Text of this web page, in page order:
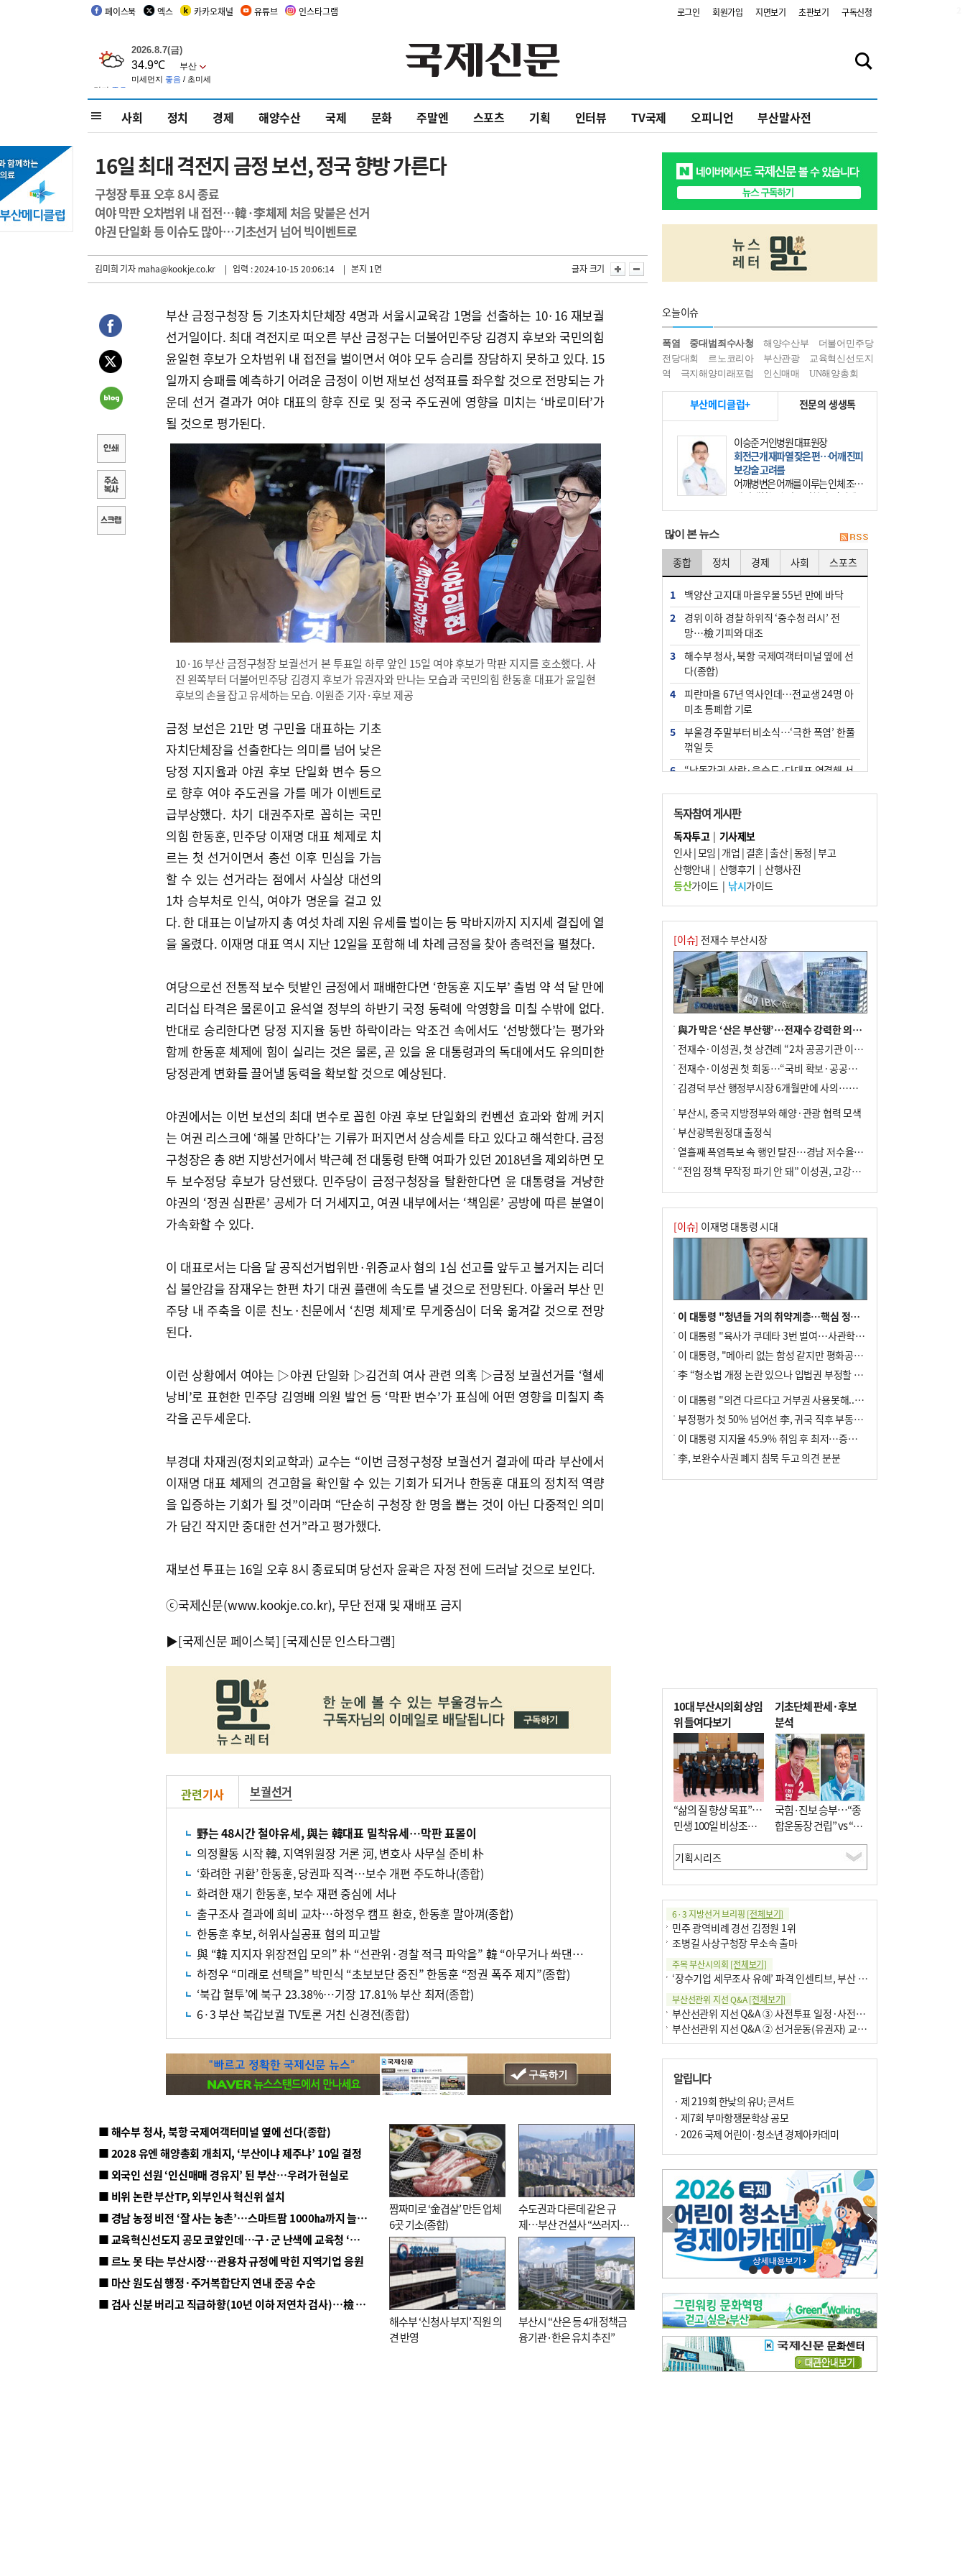
페이스북 엑스 카카오채널 유튜브 인스타그램 로그인 회원가입 지면보기 초판보기 구독신청
사회 정치 경제 해양수산 국제 문화 주말엔 스포츠 기획 인터뷰 TV국제 오피니언 부산말사전
16일 최대 격전지 금정 보선, 정국 향방 가른다
구청장 투표 오후 8시 종료
여야 막판 오차범위 내 접전…韓·李체제 처음 맞붙은 선거
야권 단일화 등 이슈도 많아…기초선거 넘어 빅이벤트로
김미희 기자maha@kookje.co.kr | 입력 : 2024-10-15 20:06:14 | 본지 1면 글자 크기
부산 금정구청장 등 기초자치단체장 4명과 서울시교육감 1명을 선출하는 10·16 재보궐
선거일이다. 최대 격전지로 떠오른 부산 금정구는 더불어민주당 김경지 후보와 국민의힘
윤일현 후보가 오차범위 내 접전을 벌이면서 여야 모두 승리를 장담하지 못하고 있다. 15
일까지 승패를 예측하기 어려운 금정이 이번 재보선 성적표를 좌우할 것으로 전망되는 가
운데 선거 결과가 여야 대표의 향후 진로 및 정국 주도권에 영향을 미치는 ‘바로미터’가
될 것으로 평가된다.
10·16 부산 금정구청장 보궐선거 본 투표일 하루 앞인 15일 여야 후보가 막판 지지를 호소했다. 사
진 왼쪽부터 더불어민주당 김경지 후보가 유권자와 만나는 모습과 국민의힘 한동훈 대표가 윤일현
후보의 손을 잡고 유세하는 모습. 이원준 기자·후보 제공
금정 보선은 21만 명 구민을 대표하는 기초
자치단체장을 선출한다는 의미를 넘어 낮은
당정 지지율과 야권 후보 단일화 변수 등으
로 향후 여야 주도권을 가를 메가 이벤트로
급부상했다. 차기 대권주자로 꼽히는 국민
의힘 한동훈, 민주당 이재명 대표 체제로 치
르는 첫 선거이면서 총선 이후 민심을 가늠
할 수 있는 선거라는 점에서 사실상 대선의
1차 승부처로 인식, 여야가 명운을 걸고 있
다. 한 대표는 이날까지 총 여섯 차례 지원 유세를 벌이는 등 막바지까지 지지세 결집에 열
을 올렸다. 이재명 대표 역시 지난 12일을 포함해 네 차례 금정을 찾아 총력전을 펼쳤다.
여당으로선 전통적 보수 텃밭인 금정에서 패배한다면 ‘한동훈 지도부’ 출범 약 석 달 만에
리더십 타격은 물론이고 윤석열 정부의 하반기 국정 동력에 악영향을 미칠 수밖에 없다.
반대로 승리한다면 당정 지지율 동반 하락이라는 악조건 속에서도 ‘선방했다’는 평가와
함께 한동훈 체제에 힘이 실리는 것은 물론, 곧 있을 윤 대통령과의 독대에서도 유의미한
당정관계 변화를 끌어낼 동력을 확보할 것으로 예상된다.
야권에서는 이번 보선의 최대 변수로 꼽힌 야권 후보 단일화의 컨벤션 효과와 함께 커지
는 여권 리스크에 ‘해볼 만하다’는 기류가 퍼지면서 상승세를 타고 있다고 해석한다. 금정
구청장은 총 8번 지방선거에서 박근혜 전 대통령 탄핵 여파가 있던 2018년을 제외하면 모
두 보수정당 후보가 당선됐다. 민주당이 금정구청장을 탈환한다면 윤 대통령을 겨냥한
야권의 ‘정권 심판론’ 공세가 더 거세지고, 여권 내부에서는 ‘책임론’ 공방에 따른 분열이
가속화할 수 있다.
이 대표로서는 다음 달 공직선거법위반·위증교사 혐의 1심 선고를 앞두고 불거지는 리더
십 불안감을 잠재우는 한편 차기 대권 플랜에 속도를 낼 것으로 전망된다. 아울러 부산 민
주당 내 주축을 이룬 친노·친문에서 ‘친명 체제’로 무게중심이 더욱 옮겨갈 것으로 전망
된다.
이런 상황에서 여야는 ▷야권 단일화 ▷김건희 여사 관련 의혹 ▷금정 보궐선거를 ‘혈세
낭비’로 표현한 민주당 김영배 의원 발언 등 ‘막판 변수’가 표심에 어떤 영향을 미칠지 촉
각을 곤두세운다.
부경대 차재권(정치외교학과) 교수는 “이번 금정구청장 보궐선거 결과에 따라 부산에서
이재명 대표 체제의 견고함을 확인할 수 있는 기회가 되거나 한동훈 대표의 정치적 역량
을 입증하는 기회가 될 것”이라며 “단순히 구청장 한 명을 뽑는 것이 아닌 다중적인 의미
가 담긴 작지만 중대한 선거”라고 평가했다.
재보선 투표는 16일 오후 8시 종료되며 당선자 윤곽은 자정 전에 드러날 것으로 보인다.
ⓒ국제신문(www.kookje.co.kr), 무단 전재 및 재배포 금지
▶[국제신문 페이스북] [국제신문 인스타그램]
관련기사 보궐선거
野는 48시간 철야유세, 與는 韓대표 밀착유세…막판 표몰이
의정활동 시작 韓, 지역위원장 거론 河, 변호사 사무실 준비 朴
‘화려한 귀환’ 한동훈, 당권파 직격…보수 개편 주도하나(종합)
화려한 재기 한동훈, 보수 재편 중심에 서나
출구조사 결과에 희비 교차…하정우 캠프 환호, 한동훈 말아껴(종합)
한동훈 후보, 허위사실공표 혐의 피고발
與 “韓 지지자 위장전입 모의” 朴 “선관위·경찰 적극 파악을” 韓 “아무거나 쏴댄다” 불쾌감(종합)
하정우 “미래로 선택을” 박민식 “초보보단 중진” 한동훈 “정권 폭주 제지”(종합)
‘북갑 혈투’에 북구 23.38%…기장 17.81% 부산 최저(종합)
6·3 부산 북갑보궐 TV토론 거친 신경전(종합)
■ 해수부 청사, 북항 국제여객터미널 옆에 선다(종합)
■ 2028 유엔 해양총회 개최지, ‘부산이냐 제주냐’ 10일 결정
■ 외국인 선원 ‘인신매매 경유지’ 된 부산…우려가 현실로
■ 비위 논란 부산TP, 외부인사 혁신위 설치
■ 경남 농정 비전 ‘잘 사는 농촌’…스마트팜 1000㏊까지 늘린다
■ 교육혁신선도지 공모 코앞인데…구·군 난색에 교육청 ‘쩔쩔’
■ 르노 못 타는 부산시장…관용차 규정에 막힌 지역기업 응원
■ 마산 원도심 행정·주거복합단지 연내 준공 수순
■ 검사 신분 버리고 직급하향(10년 이하 저연차 검사)…檢 중수청행 기피
짬짜미로 ‘金겹살’ 만든 업체
6곳 기소(종합)
수도권과 다른데 같은 규
제…부산 건설사 “쓰러지기
직전”
해수부 ‘신청사 부지’ 직원 의
견 반영
부산시 “산은 등 4개 정책금
융기관·한은 유치 추진”
오늘이슈
폭염 중대범죄수사청 해양수산부
더불어민주당
전당대회
르노코리아 부산관광
교육혁신선도지
역
극지해양미래포럼 인신매매 UN해양총회
부산메디클럽+ 전문의 생생톡
이승준 거인병원 대표원장
회전근개 재파열 잦은 편…어깨 진피
보강술 고려를
어깨병변은 어깨를 이루는 인체 조직
에 발생하는 손상을 말한다. 여기에
는 오십견과 회전근개 증후군, 어깨
많이 본 뉴스
종합 정치 경제 사회 스포츠
1
백양산 고지대 마을우물 55년 만에 바닥
2
경위 이하 경찰 하위직 ‘중수청 러시’ 전
망…檢 기피와 대조
3
해수부 청사, 북항 국제여객터미널 옆에 선
다(종합)
4
피란마을 67년 역사인데…전교생 24명 아
미초 통폐합 기로
5
부울경 주말부터 비소식…‘극한 폭염’ 한풀
꺾일 듯
6
“낙동강권 삼락·을숙도·다대포 연결해 서
7
오늘의 날씨- 2026년 8월 7일
8
[사설] 해수부 신청사 북항으로 확정, 해양
수도 도약의 전환점
9
외국인 선원 ‘인신매매 경유지’ 된 부산…
우려가 현실로
10 르노 못 타는 부산시장…관용차 규정에 막
힌 지역기업 응원
독자참여 게시판
독자투고| 기사제보
인사|모임 | 개업 | 결혼|출산|동정 |부고
산행안내 | 산행후기 | 산행사진
등산가이드| 낚시가이드
[이슈] 전재수 부산시장
與가 막은 ‘산은 부산행’…전재수 강력한 의지 표명 없인 공염불
전재수·이성권, 첫 상견례 “2차 공공기관 이전 초당 협력”(종합)
전재수·이성권 첫 회동…“국비 확보·공공기관 이전 협력”
김경덕 부산 행정부시장 6개월만에 사의…후임 인선 촉각
부산시, 중국 지방정부와 해양·관광 협력 모색
부산광복원정대 출정식
열흘째 폭염특보 속 행인 탈진…경남 저수율 평년의 절반
“전임 정책 무작정 파기 안 돼” 이성권, 고강도 ‘전재수 견제’ 예고
[이슈] 이재명 대통령 시대
이 대통령 "청년들 거의 취약계층…핵심 정책 재편""
이 대통령 "육사가 쿠데타 3번 벌여…사관학교 통합 신속히 추진"
이 대통령, "메아리 없는 함성 같지만 평화공존책 계속해야"
李 “형소법 개정 논란 있으나 입법권 부정할 만큼은 아냐”(종합)
이 대통령 "의견 다르다고 거부권 사용못해.. 입법권 부정할 상황이라 보기 어려워"
부정평가 첫 50% 넘어선 李, 귀국 직후 부동산·증시 점검(종합)
이 대통령 지지율 45.9% 취임 후 최저…증시 폭락·연임 개헌 논란 영향
李, 보완수사권 폐지 침묵 두고 의견 분분
10대 부산시의회 상임
위 들여다보기
“삶의 질 향상 목표”…
민생 100일 비상조치
면밀 심사
기초단체 판세·후보
분석
국힘·진보 승부…“종
합운동장 건립” vs “출
근 공공버스 도입”
6·3 지방선거 브리핑 [전체보기]
민주 광역비례 경선 김정원 1위
조병길 사상구청장 무소속 출마
주목 부산시의회 [전체보기]
‘장수기업 세무조사 유예’ 파격 인센티브, 부산 유출 막을까
부산선관위 지선 Q&A[전체보기]
부산선관위 지선 Q&A ③ 사전투표 일정·사전투표함 보관
부산선관위 지선 Q&A ② 선거운동(유권자) 교육감투표용지
알립니다
· 제 219회 한낮의 유U; 콘서트
· 제7회 부마항쟁문학상 공모
· 2026 국제 어린이·청소년 경제아카데미